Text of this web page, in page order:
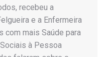
recebeu a
e a Enfermeira
com mais Saúde para
à Pessoa